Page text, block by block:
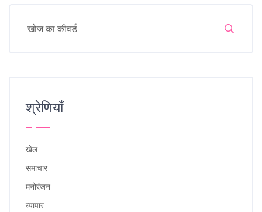
श्रेणियाँ
खेल
समाचार
मनोरंजन
व्यापार